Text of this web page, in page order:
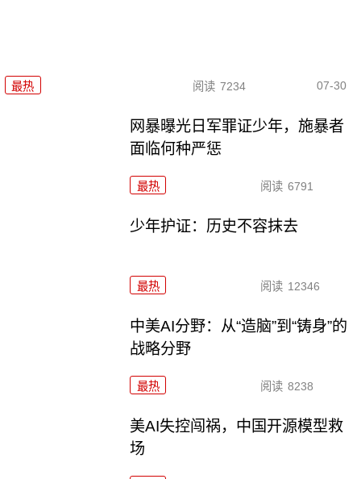
最热 阅读 7234 07-30
网暴曝光日军罪证少年，施暴者
面临何种严惩
最热 阅读 6791
少年护证：历史不容抹去
最热 阅读 12346
中美AI分野：从“造脑”到“铸身”的
战略分野
最热 阅读 8238
美AI失控闯祸，中国开源模型救
场